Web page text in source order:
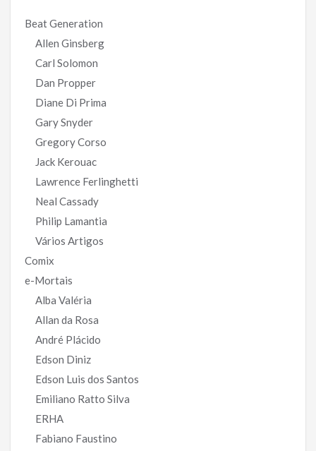
Beat Generation
Allen Ginsberg
Carl Solomon
Dan Propper
Diane Di Prima
Gary Snyder
Gregory Corso
Jack Kerouac
Lawrence Ferlinghetti
Neal Cassady
Philip Lamantia
Vários Artigos
Comix
e-Mortais
Alba Valéria
Allan da Rosa
André Plácido
Edson Diniz
Edson Luis dos Santos
Emiliano Ratto Silva
ERHA
Fabiano Faustino